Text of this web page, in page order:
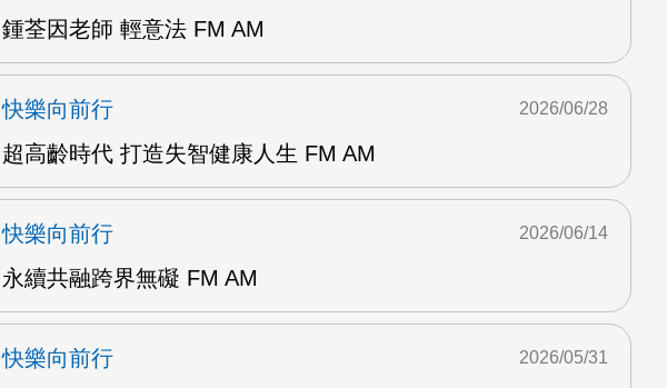
鍾荃因老師 輕意法 FM AM
快樂向前行
超高齡時代 打造失智健康人生 FM AM
2026/06/28
快樂向前行
永續共融跨界無礙 FM AM
2026/06/14
快樂向前行
2026/05/31